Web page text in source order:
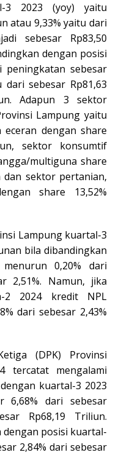
3 2023 (yoy) yaitu
atau 9,33% yaitu dari
sebesar Rp83,50
dengan posisi
peningkatan sebesar
sebesar Rp81,63
Adapun 3 sektor
Lampung yaitu
dengan share
sektor konsumtif
multiguna share
dan sektor pertanian,
share 13,52%
Lampung kuartal-3
bila dibandingkan
0,20% dari
2,51%. Namun, jika
2 2024 kredit NPL
dari sebesar 2,43%
(DPK) Provinsi
tercatat mengalami
kuartal-3 2023
6,68% dari sebesar
Rp68,19 Triliun.
posisi kuartal-
2,84% dari sebesar